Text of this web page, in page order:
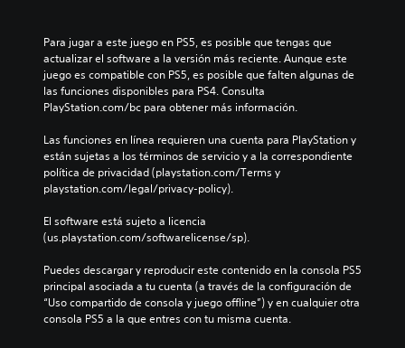
Para jugar a este juego en PS5, es posible que tengas que
actualizar el software a la versión más reciente. Aunque este
juego es compatible con PS5, es posible que falten algunas de
las funciones disponibles para PS4. Consulta
PlayStation.com/bc para obtener más información.
Las funciones en línea requieren una cuenta para PlayStation y
están sujetas a los términos de servicio y a la correspondiente
política de privacidad (playstation.com/Terms y
playstation.com/legal/privacy-policy).
El software está sujeto a licencia
(us.playstation.com/softwarelicense/sp).
Puedes descargar y reproducir este contenido en la consola PS5
principal asociada a tu cuenta (a través de la configuración de
“Uso compartido de consola y juego offline”) y en cualquier otra
consola PS5 a la que entres con tu misma cuenta.